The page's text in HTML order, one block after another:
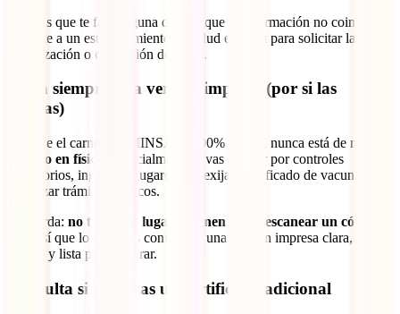
Si notas que te falta alguna dosis o que la información no coincide,
acércate a un establecimiento de salud en Perú para solicitar la
actualización o corrección de datos.
Lleva siempre una versión impresa (por si las
moscas)
Aunque el carnet del MINSA es 100% digital, nunca está de más
llevarlo en físico
, especialmente si vas a pasar por controles
migratorios, ingresar a lugares que exijan certificado de vacunación
o realizar trámites médicos.
Recuerda: no todos los lugares tienen cómo escanear un código
, así que lo mejor es contar con una versión impresa clara,
legible y lista para mostrar.
Consulta si necesitas un certificado adicional